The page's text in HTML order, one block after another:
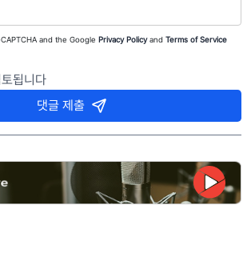
and the Google Privacy Policyand Terms of Service
됩니다
댓글 제출